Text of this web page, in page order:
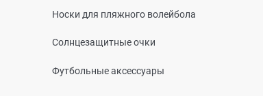
Носки для пляжного волейбола
Солнцезащитные очки
Футбольные аксессуары